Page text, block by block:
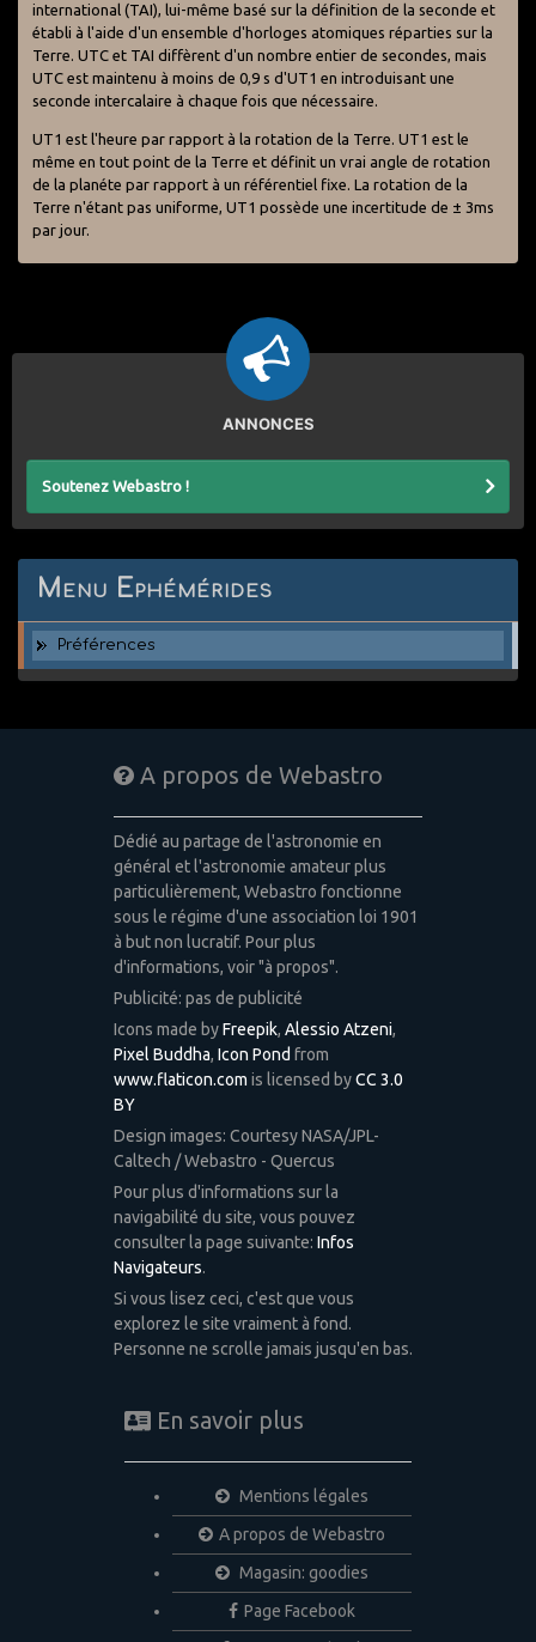
international (TAI), lui-même basé sur la définition de la seconde et
établi à l'aide d'un ensemble d'horloges atomiques réparties sur la
Terre. UTC et TAI diffèrent d'un nombre entier de secondes, mais
UTC est maintenu à moins de 0,9 s d'UT1 en introduisant une
seconde intercalaire à chaque fois que nécessaire.
UT1 est l'heure par rapport à la rotation de la Terre. UT1 est le
même en tout point de la Terre et définit un vrai angle de rotation
de la planéte par rapport à un référentiel fixe. La rotation de la
Terre n'étant pas uniforme, UT1 possède une incertitude de ± 3ms
par jour.
ANNONCES
Soutenez Webastro !
Menu Ephémérides
Préférences
A propos de Webastro
Dédié au partage de l'astronomie en
général et l'astronomie amateur plus
particulièrement, Webastro fonctionne
sous le régime d'une association loi 1901
à but non lucratif. Pour plus
d'informations, voir "à propos".
Publicité: pas de publicité
Icons made byFreepik, Alessio Atzeni,
Pixel Buddha, Icon Pond from
www.flaticon.com is licensed byCC 3.0
BY
Design images: Courtesy NASA/JPL-
Caltech / Webastro - Quercus
Pour plus d'informations sur la
navigabilité du site, vous pouvez
consulter la page suivante: Infos
Navigateurs.
Si vous lisez ceci, c'est que vous
explorez le site vraiment à fond.
Personne ne scrolle jamais jusqu'en bas.
En savoir plus
Mentions légales
A propos de Webastro
Magasin: goodies
Page Facebook